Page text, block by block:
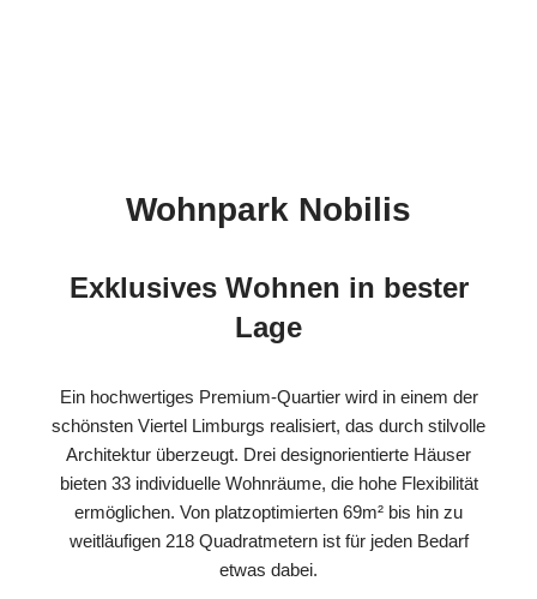
Wohnpark Nobilis
Exklusives Wohnen in bester
Lage
Ein hochwertiges Premium-Quartier wird in einem der
schönsten Viertel Limburgs realisiert, das durch stilvolle
Architektur überzeugt. Drei designorientierte Häuser
bieten 33 individuelle Wohnräume, die hohe Flexibilität
ermöglichen. Von platzoptimierten 69m² bis hin zu
weitläufigen 218 Quadratmetern ist für jeden Bedarf
etwas dabei.